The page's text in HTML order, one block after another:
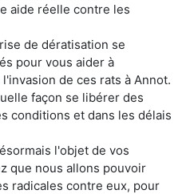
aide réelle contre les
de dératisation se
pour vous aider à
de ces rats à Annot.
façon se libérer des
conditions et dans les délais
l'objet de vos
que nous allons pouvoir
radicales contre eux, pour